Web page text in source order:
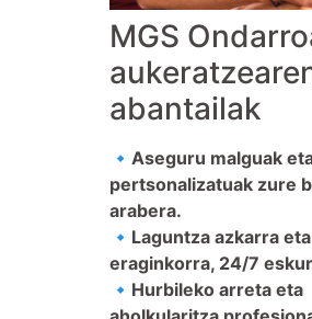
MGS
abantailak
🔹Aseguru malguak
pertsonalizatuak zure
arabera.
🔹Laguntza azkarra eta
eraginkorra, 24/7
🔹Hurbileko arreta eta